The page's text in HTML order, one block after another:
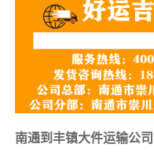
南通到丰镇大件运输公司